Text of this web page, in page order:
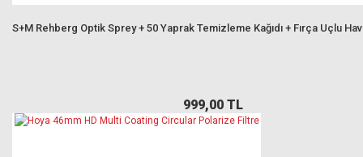
S+M Rehberg Optik Sprey + 50 Yaprak Temizleme Kağıdı + Fırça Uçlu
999,00 TL